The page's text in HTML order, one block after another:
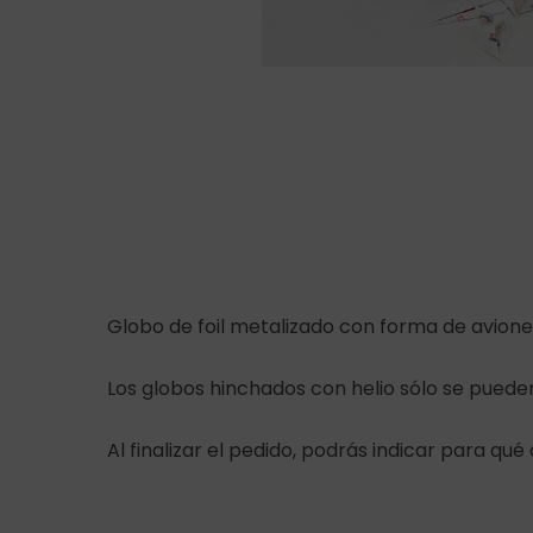
Globo de foil metalizado con forma de
Los globos hinchados con helio sólo se
Al finalizar el pedido, podrás indicar para qué